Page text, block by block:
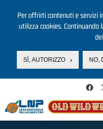
Per offrirti contenuti e servizi
utilizza cookies. Continuando
SÌ, AUTORIZZO NO,